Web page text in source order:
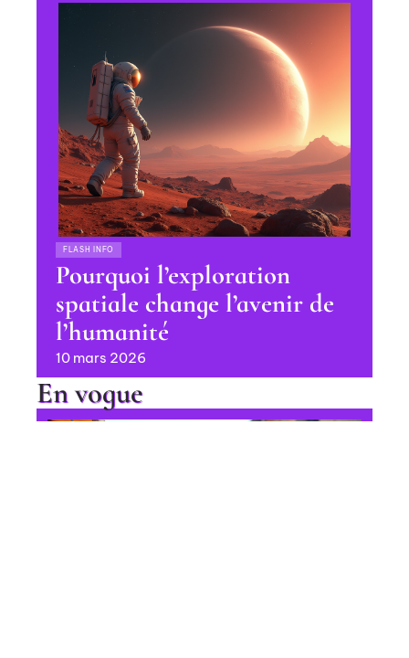
FLASH INFO
Pourquoi l’exploration
spatiale change l’avenir de
l’humanité
10 mars 2026
En vogue